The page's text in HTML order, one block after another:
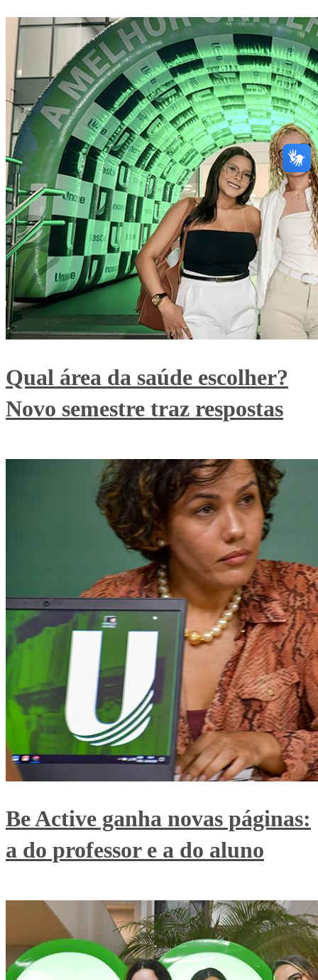
Qual área da saúde escolher?
Novo semestre traz respostas
Be Active ganha novas páginas:
a do professor e a do aluno